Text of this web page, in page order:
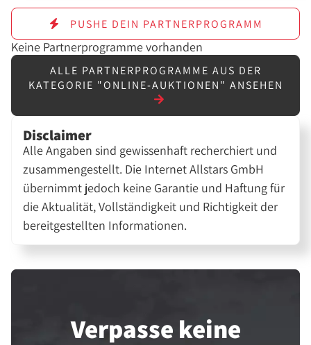
PUSHE DEIN PARTNERPROGRAMM
Keine Partnerprogramme vorhanden
ALLE PARTNERPROGRAMME AUS DER
KATEGORIE "ONLINE-AUKTIONEN" ANSEHEN
Disclaimer
Alle Angaben sind gewissenhaft recherchiert und
zusammengestellt. Die Internet Allstars GmbH
übernimmt jedoch keine Garantie und Haftung für
die Aktualität, Vollständigkeit und Richtigkeit der
bereitgestellten Informationen.
Verpasse keine